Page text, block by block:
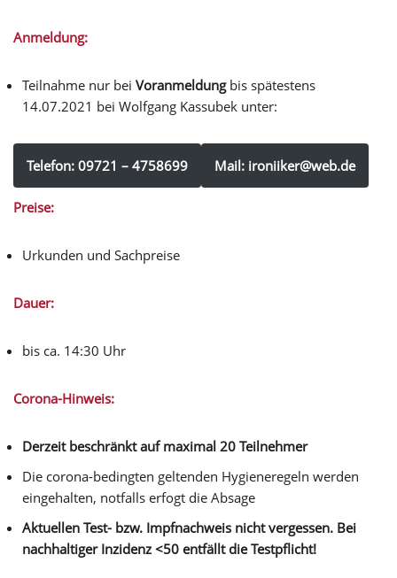
Anmeldung:
Teilnahme nur bei Voranmeldung bis spätestens
14.07.2021 bei Wolfgang Kassubek unter:
Telefon: 09721 – 4758699 Mail: ironiiker@web.de
Preise:
Urkunden und Sachpreise
Dauer:
bis ca. 14:30 Uhr
Corona-Hinweis:
Derzeit beschränkt auf maximal 20 Teilnehmer
Die corona-bedingten geltenden Hygieneregeln werden
eingehalten, notfalls erfogt die Absage
Aktuellen Test- bzw. Impfnachweis nicht vergessen. Bei
nachhaltiger Inzidenz <50 entfällt die Testpflicht!